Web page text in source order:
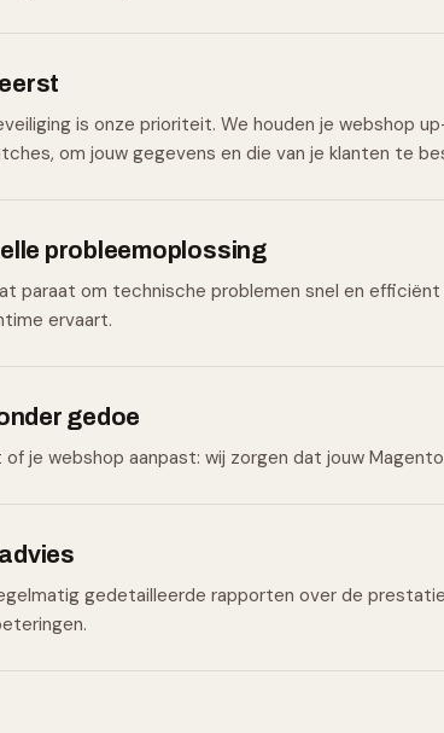
is onze prioriteit. We houden je webshop
om jouw gegevens en die van je klanten te
probleemoplossing
paraat om technische problemen snel en
ervaart.
gedoe
of je webshop aanpast: wij zorgen dat jouw
gedetailleerde rapporten over de